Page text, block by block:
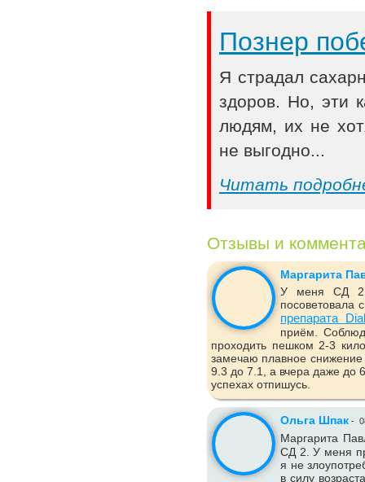
Познер
Я страдал
здоров. Но, эти
людям, их не
не выгодно...
Читать
Отзывы и
Маргарита
У меня СД 2
посоветовала
препарата
приём.
проходить пешком 2-3
замечаю плавное снижение
9.3 до 7.1, а вчера даже до
успехах отпишусь.
Ольга Шпак -
Маргарита
СД 2. У меня
я не
в силу